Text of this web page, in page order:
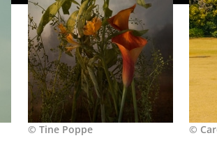
© Tine Poppe ©